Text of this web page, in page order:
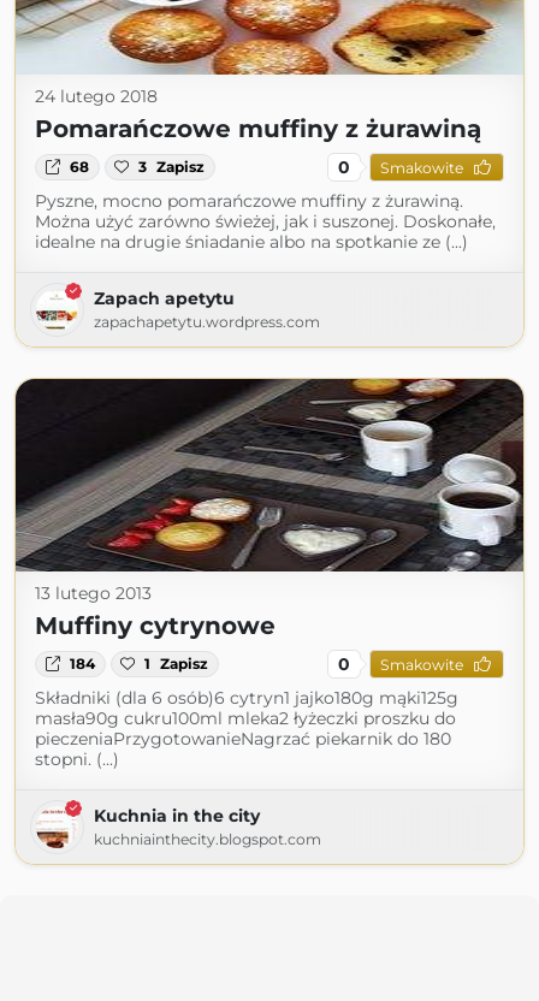
24 lutego 2018
Pomarańczowe muffiny z żurawiną
68 3 Zapisz 0 Smakowite
Pyszne, mocno pomarańczowe muffiny z żurawiną.
Można użyć zarówno świeżej, jak i suszonej. Doskonałe,
idealne na drugie śniadanie albo na spotkanie ze (...)
Zapach apetytu
zapachapetytu.wordpress.com
13 lutego 2013
Muffiny cytrynowe
184 1 Zapisz 0 Smakowite
Składniki (dla 6 osób)6 cytryn1 jajko180g mąki125g
masła90g cukru100ml mleka2 łyżeczki proszku do
pieczeniaPrzygotowanieNagrzać piekarnik do 180
stopni. (...)
Kuchnia in the city
kuchniainthecity.blogspot.com